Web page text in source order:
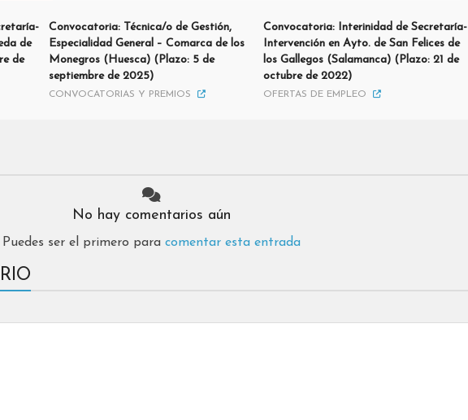
de
de
Convocatoria: Técnica/o de Gestión,
Especialidad General – Comarca de los
Monegros (Huesca) (Plazo: 5 de
septiembre de 2025)
CONVOCATORIAS Y PREMIOS
Convocatoria: Interinidad de Secretaría-
Intervención en Ayto. de San Felices de
los Gallegos (Salamanca) (Plazo: 21 de
octubre de 2022)
OFERTAS DE EMPLEO
No hay comentarios aún
Puedes ser el primero paracomentar esta entrada